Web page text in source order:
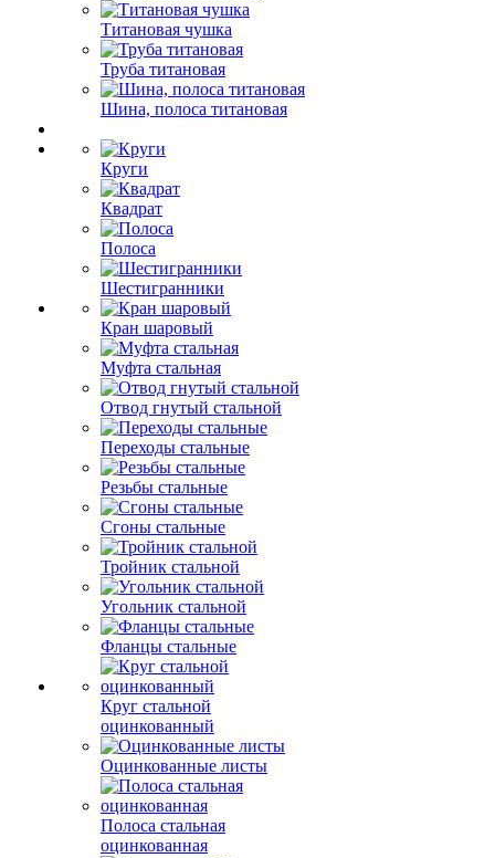
Титановая чушка
Труба титановая
Шина, полоса титановая
Круги
Квадрат
Полоса
Шестигранники
Кран шаровый
Муфта стальная
Отвод гнутый стальной
Переходы стальные
Резьбы стальные
Сгоны стальные
Тройник стальной
Угольник стальной
Фланцы стальные
Круг стальной
оцинкованный
Оцинкованные листы
Полоса стальная
оцинкованная